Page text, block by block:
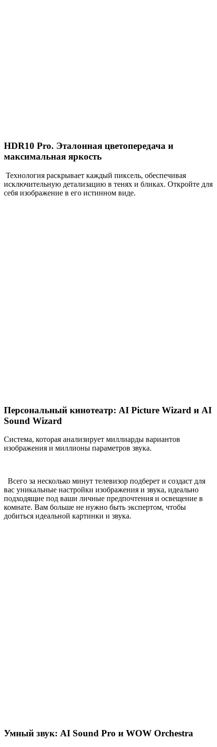
HDR10 Pro. Эталонная цветопередача и
максимальная яркость
Технология раскрывает каждый пиксель, обеспечивая
исключительную детализацию в тенях и бликах. Откройте для
себя изображение в его истинном виде.
Персональный кинотеатр: AI Picture Wizard и AI
Sound Wizard
Система, которая анализирует миллиарды вариантов
изображения и миллионы параметров звука.
Всего за несколько минут телевизор подберет и создаст для
вас уникальные настройки изображения и звука, идеально
подходящие под ваши личные предпочтения и освещение в
комнате. Вам больше не нужно быть экспертом, чтобы
добиться идеальной картинки и звука.
Умный звук: AI Sound Pro и WOW Orchestra